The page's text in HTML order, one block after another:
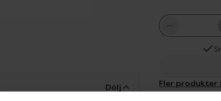
Fler produkter
Aktuella
Dölj